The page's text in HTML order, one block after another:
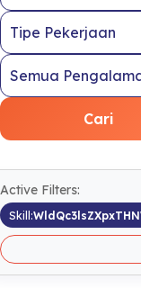
Cari
Active Filters:
Skill: